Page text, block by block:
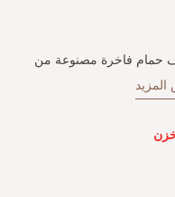
حمام فاخرة مصنوعة من